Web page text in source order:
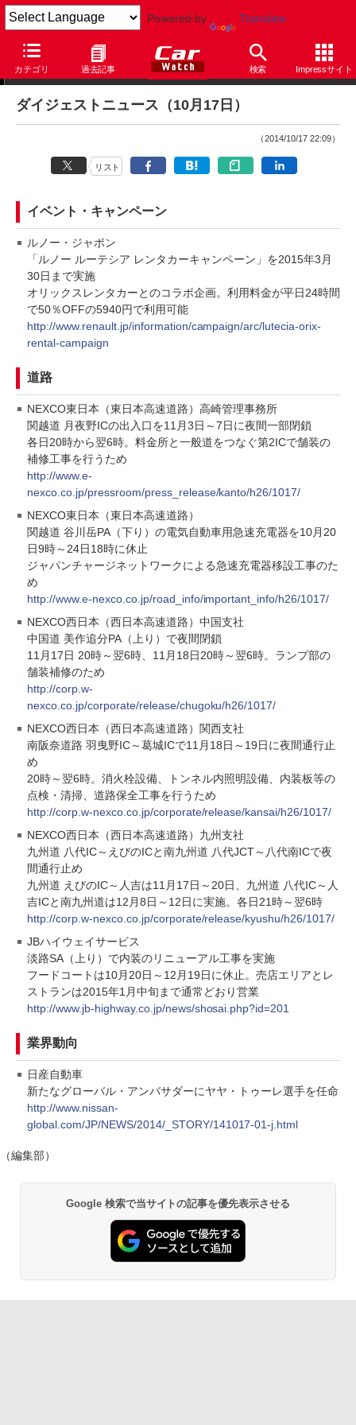
Powered by Translate
カテゴリ 過去記事 検索 Impressサイト
ダイジェストニュース
ダイジェストニュース（10月17日）
（2014/10/17 22:09）
リスト
イベント・キャンペーン
ルノー・ジャポン
「ルノー ルーテシア レンタカーキャンペーン」を2015年3月
30日まで実施
オリックスレンタカーとのコラボ企画。利用料金が平日24時間
で50％OFFの5940円で利用可能
http://www.renault.jp/information/campaign/arc/lutecia-orix-
rental-campaign
道路
NEXCO東日本（東日本高速道路）高崎管理事務所
関越道 月夜野ICの出入口を11月3日～7日に夜間一部閉鎖
各日20時から翌6時。料金所と一般道をつなぐ第2ICで舗装の
補修工事を行うため
http://www.e-
nexco.co.jp/pressroom/press_release/kanto/h26/1017/
NEXCO東日本（東日本高速道路）
関越道 谷川岳PA（下り）の電気自動車用急速充電器を10月20
日9時～24日18時に休止
ジャパンチャージネットワークによる急速充電器移設工事のた
め
http://www.e-nexco.co.jp/road_info/important_info/h26/1017/
NEXCO西日本（西日本高速道路）中国支社
中国道 美作追分PA（上り）で夜間閉鎖
11月17日 20時～翌6時、11月18日20時～翌6時。ランプ部の
舗装補修のため
http://corp.w-
nexco.co.jp/corporate/release/chugoku/h26/1017/
NEXCO西日本（西日本高速道路）関西支社
南阪奈道路 羽曳野IC～葛城ICで11月18日～19日に夜間通行止
め
20時～翌6時。消火栓設備、トンネル内照明設備、内装板等の
点検・清掃、道路保全工事を行うため
http://corp.w-nexco.co.jp/corporate/release/kansai/h26/1017/
NEXCO西日本（西日本高速道路）九州支社
九州道 八代IC～えびのICと南九州道 八代JCT～八代南ICで夜
間通行止め
九州道 えびのIC～人吉は11月17日～20日、九州道 八代IC～人
吉ICと南九州道は12月8日～12日に実施。各日21時～翌6時
http://corp.w-nexco.co.jp/corporate/release/kyushu/h26/1017/
JBハイウェイサービス
淡路SA（上り）で内装のリニューアル工事を実施
フードコートは10月20日～12月19日に休止。売店エリアとレ
ストランは2015年1月中旬まで通常どおり営業
http://www.jb-highway.co.jp/news/shosai.php?id=201
業界動向
日産自動車
新たなグローバル・アンバサダーにヤヤ・トゥーレ選手を任命
http://www.nissan-
global.com/JP/NEWS/2014/_STORY/141017-01-j.html
（編集部）
Google 検索で当サイトの記事を優先表示させる